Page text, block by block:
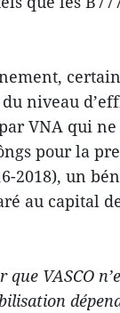
niveau
VNA qui ne
pour la
2018), un
au capital
VASCO